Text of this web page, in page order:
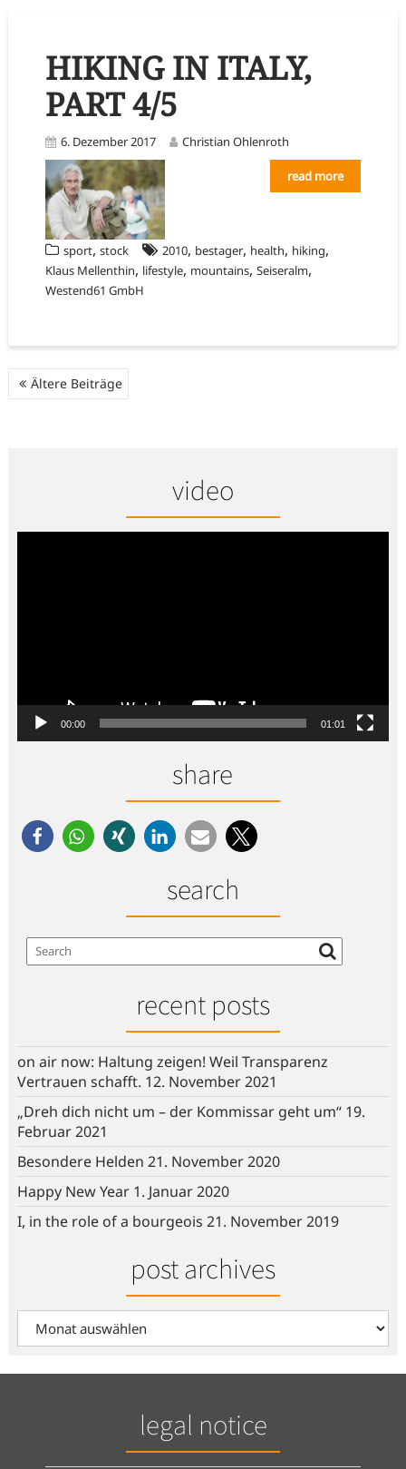
HIKING IN ITALY,
PART 4/5
6. Dezember 2017 Christian Ohlenroth
read more
sport, stock 2010, bestager, health, hiking,
Klaus Mellenthin, lifestyle, mountains, Seiseralm,
Westend61 GmbH
Beitragsnavigation
Ältere Beiträge
video
00:00 01:01
share
search
recent posts
on air now: Haltung zeigen! Weil Transparenz
Vertrauen schafft. 12. November 2021
„Dreh dich nicht um – der Kommissar geht um“ 19.
Februar 2021
Besondere Helden 21. November 2020
Happy New Year 1. Januar 2020
I, in the role of a bourgeois 21. November 2019
post archives
post
archives
legal notice